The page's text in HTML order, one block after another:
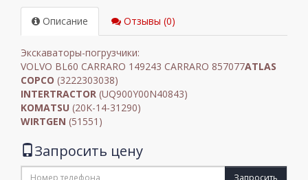
Описание Отзывы (0)
Экскаваторы-погрузчики:
VOLVO BL60 CARRARO 149243 CARRARO 857077ATLAS
COPCO (3222303038)
INTERTRACTOR (UQ900Y00N40843)
KOMATSU (20K-14-31290)
WIRTGEN (51551)
Запросить цену